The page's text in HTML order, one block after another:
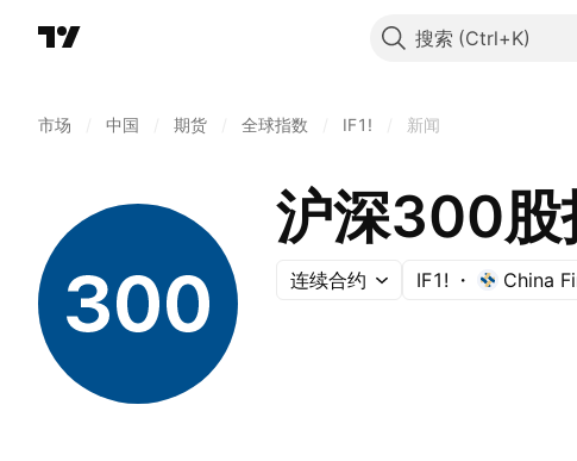
搜索
市场 中国 期货 全球指数 IF1! 新闻
沪深300股
连续合约 IF1! China